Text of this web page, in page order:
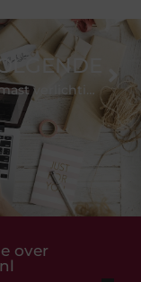
over
Vlaggenmast verlichting